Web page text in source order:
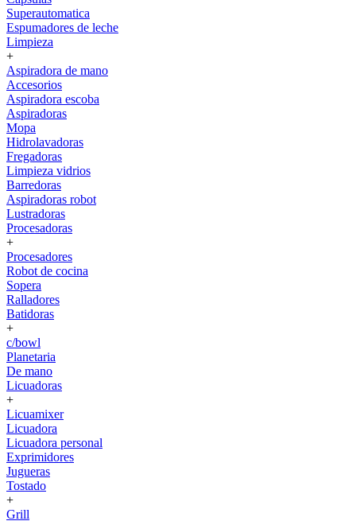
Superautomatica
Espumadores de leche
Limpieza
+
Aspiradora de mano
Accesorios
Aspiradora escoba
Aspiradoras
Mopa
Hidrolavadoras
Fregadoras
Limpieza vidrios
Barredoras
Aspiradoras robot
Lustradoras
Procesadoras
+
Procesadores
Robot de cocina
Sopera
Ralladores
Batidoras
+
c/bowl
Planetaria
De mano
Licuadoras
+
Licuamixer
Licuadora
Licuadora personal
Exprimidores
Jugueras
Tostado
+
Grill